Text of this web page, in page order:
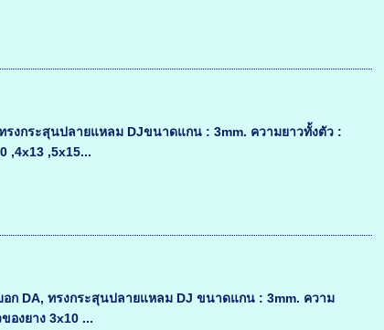
รงกระสุนปลายแหลม DJขนาดแกน : 3mm. ความยาวทั้งตัว :
,4x13 ,5x15...
ก DA, ทรงกระสุนปลายแหลม DJ ขนาดแกน : 3mm. ความ
องยาง 3x10 ...